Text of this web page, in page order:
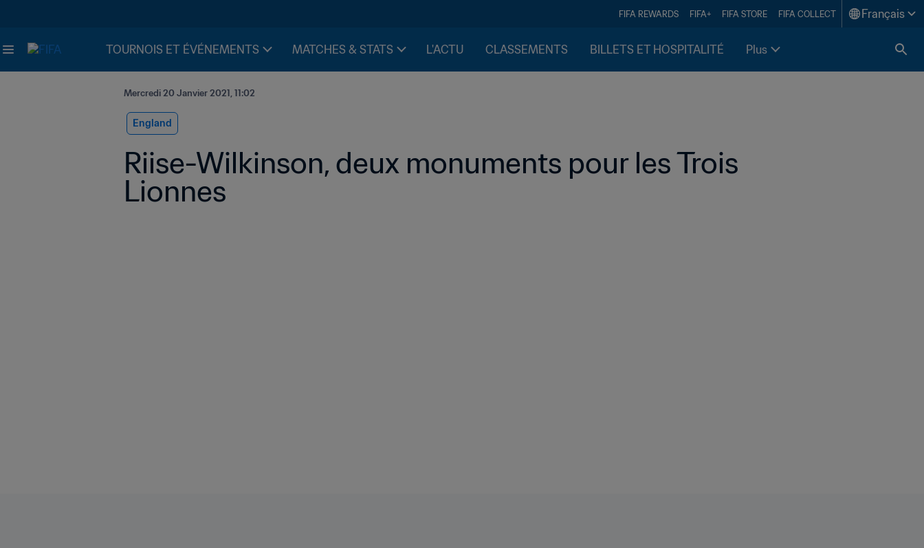
FIFA REWARDS FIFA+ FIFA STORE FIFA COLLECT Français
TOURNOIS ET ÉVÉNEMENTS MATCHES & STATS L'ACTU CLASSEMENTS BILLETS ET HOSPITALITÉ Plus
Mercredi 20 Janvier 2021, 11:02
England
Riise-Wilkinson, deux monuments pour les Trois
Lionnes